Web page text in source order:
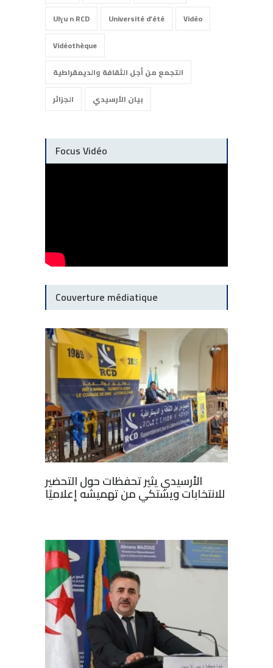
Ulɣu n RCD
Université d'été
Vidéo
Vidéothèque
التجمع من أجل الثقافة والديمقراطية
الجزائر
بيان الأرسيدي
Focus Vidéo
Couverture médiatique
الأرسيدي يثير تحفظات حول التحضير
للانتخابات ويشتكي من تهميشه إعلاميًا